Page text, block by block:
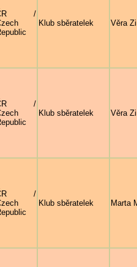
/
Klub sběratelek Věra
/
Klub sběratelek Věra
/
Klub sběratelek Marta